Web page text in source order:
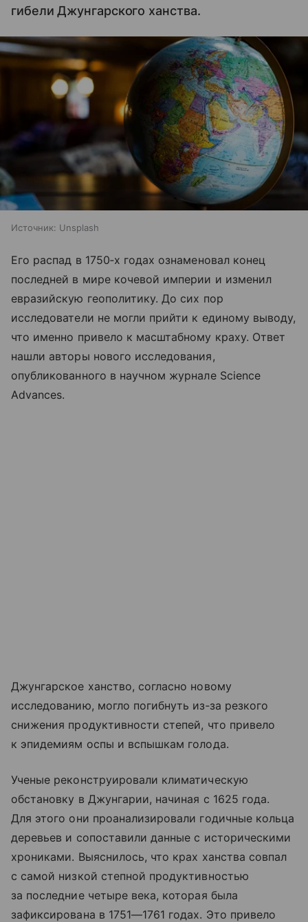
гибели Джунгарского ханства.
Источник: Unsplash
Его распад в 1750‑х годах ознаменовал конец
последней в мире кочевой империи и изменил
евразийскую геополитику. До сих пор
исследователи не могли прийти к единому выводу,
что именно привело к масштабному краху. Ответ
нашли авторы нового исследования,
опубликованного в научном журнале Science
Advances.
Джунгарское ханство, согласно новому
исследованию, могло погибнуть из‑за резкого
снижения продуктивности степей, что привело
к эпидемиям оспы и вспышкам голода.
Ученые реконструировали климатическую
обстановку в Джунгарии, начиная с 1625 года.
Для этого они проанализировали годичные кольца
деревьев и сопоставили данные с историческими
хрониками. Выяснилось, что крах ханства совпал
с самой низкой степной продуктивностью
за последние четыре века, которая была
зафиксирована в 1751—1761 годах. Это привело